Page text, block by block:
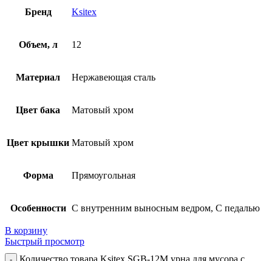
Бренд Ksitex
Объем, л 12
Материал Нержавеющая сталь
Цвет бака Матовый хром
Цвет крышки Матовый хром
Форма Прямоугольная
Особенности С внутренним выносным ведром, С педалью
В корзину
Быстрый просмотр
Количество товара Ksitex SGB-12M урна для мусора с